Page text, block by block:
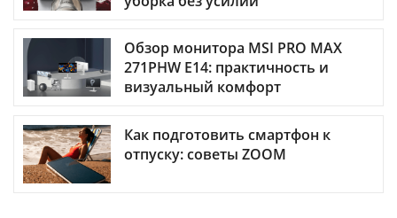
Обзор монитора MSI PRO MAX
271PHW E14: практичность и
визуальный комфорт
Как подготовить смартфон к
отпуску: советы ZOOM